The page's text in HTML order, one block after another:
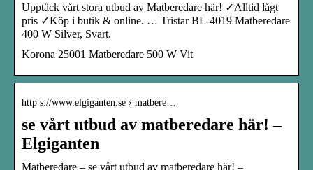
Upptäck vårt stora utbud av Matberedare här! ✓Alltid lågt
pris ✓Köp i butik & online. … Tristar BL-4019 Matberedare
400 W Silver, Svart.
Korona 25001 Matberedare 500 W Vit
http s://www.elgiganten.se › matbere…
se vårt utbud av matberedare här! –
Elgiganten
Matberedare – se vårt utbud av matberedare här! –